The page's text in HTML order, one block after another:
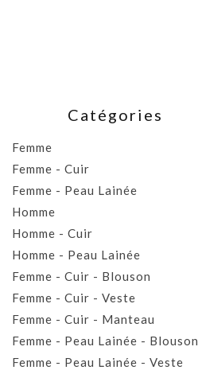
Catégories
Femme
Femme - Cuir
Femme - Peau Lainée
Homme
Homme - Cuir
Homme - Peau Lainée
Femme - Cuir - Blouson
Femme - Cuir - Veste
Femme - Cuir - Manteau
Femme - Peau Lainée - Blouson
Femme - Peau Lainée - Veste